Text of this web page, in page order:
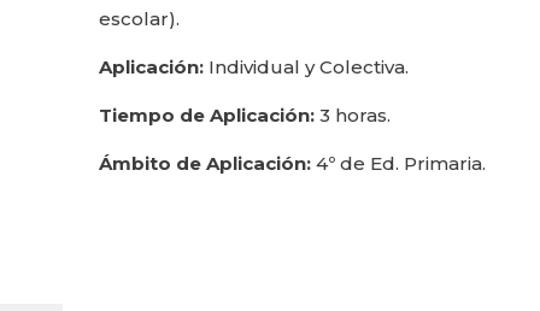
escolar).
Aplicación: Individual y Colectiva.
Tiempo de Aplicación: 3 horas.
Ámbito de Aplicación: 4º de Ed. Primaria.